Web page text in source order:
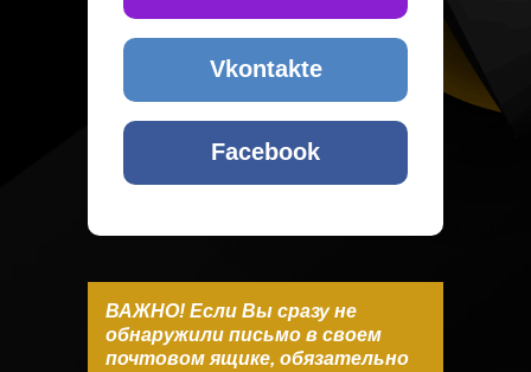
ВАЖНО! Если Вы сразу не
обнаружили письмо в своем
почтовом ящике, обязательно
Vkontakte
Facebook